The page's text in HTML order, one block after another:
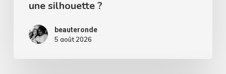
silhouette
une silhouette ?
beauteronde
5 août 2026